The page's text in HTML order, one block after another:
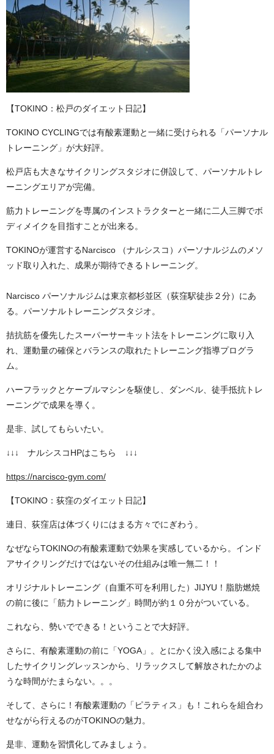
【TOKINO：松戸のダイエット日記】
TOKINO CYCLINGでは有酸素運動と一緒に受けられる「パーソナル
トレーニング」が大好評。
松戸店も大きなサイクリングスタジオに併設して、パーソナルトレ
ーニングエリアが完備。
筋力トレーニングを専属のインストラクターと一緒に二人三脚でボ
ディメイクを目指すことが出来る。
TOKINOが運営するNarcisco （ナルシスコ）パーソナルジムのメソ
ッド取り入れた、成果が期待できるトレーニング。
Narcisco パーソナルジムは東京都杉並区（荻窪駅徒歩２分）にあ
る。パーソナルトレーニングスタジオ。
拮抗筋を優先したスーパーサーキット法をトレーニングに取り入
れ、運動量の確保とバランスの取れたトレーニング指導プログラ
ム。
ハーフラックとケーブルマシンを駆使し、ダンベル、徒手抵抗トレ
ーニングで成果を導く。
是非、試してもらいたい。
↓↓↓ ナルシスコHPはこちら ↓↓↓
https://narcisco-gym.com/
【TOKINO：荻窪のダイエット日記】
連日、荻窪店は体づくりにはまる方々でにぎわう。
なぜならTOKINOの有酸素運動で効果を実感しているから。インド
アサイクリングだけではないその仕組みは唯一無二！！
オリジナルトレーニング（自重不可を利用した）JIJYU！脂肪燃焼
の前に後に「筋力トレーニング」時間が約１０分がついている。
これなら、勢いでできる！ということで大好評。
さらに、有酸素運動の前に「YOGA」。とにかく没入感による集中
したサイクリングレッスンから、リラックスして解放されたかのよ
うな時間がたまらない。。。
そして、さらに！有酸素運動の「ピラティス」も！これらを組合わ
せながら行えるのがTOKINOの魅力。
是非、運動を習慣化してみましょう。